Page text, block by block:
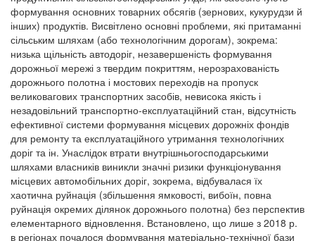
формування основних товарних обсягів (зернових, кукурудзи й
інших) продуктів. Висвітлено основні проблеми, які притаманні
сільським шляхам (або технологічним дорогам), зокрема:
низька щільність автодоріг, незавершеність формування
дорожньої мережі з твердим покриттям, нерозрахованість
дорожнього полотна і мостових переходів на пропуск
великовагових транспортних засобів, невисока якість і
незадовільний транспортно-експлуатаційний стан, відсутність
ефективної системи формування місцевих дорожніх фондів
для ремонту та експлуатаційного утримання технологічних
доріг та ін. Унаслідок втрати внутрішньогосподарськими
шляхами власників виникли значні ризики функціонування
місцевих автомобільних доріг, зокрема, відбувалася їх
хаотична руйнація (збільшення ямковості, вибоїн, повна
руйнація окремих ділянок дорожнього полотна) без перспектив
елементарного відновлення. Встановлено, що лише з 2018 р.
в регіонах почалося формування матеріально-технічної бази